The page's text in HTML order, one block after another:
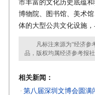
市丰富的文化历史底蕴
博物院、图书馆、美术
体的大型公共文化设施
凡标注来源为“经济参考
品，版权均属经济参考报
相关新闻：
· 第八届深圳文博会圆满